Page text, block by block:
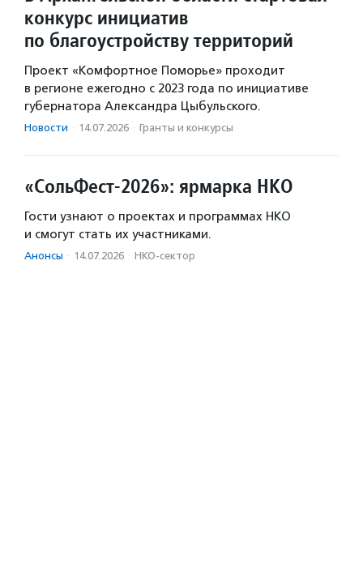
конкурс инициатив
по благоустройству территорий
Проект «Комфортное Поморье» проходит
в регионе ежегодно с 2023 года по инициативе
губернатора Александра Цыбульского.
Новости · 14.07.2026 · Гранты и конкурсы
«СольФест-2026»: ярмарка НКО
Гости узнают о проектах и программах НКО
и смогут стать их участниками.
Анонсы · 14.07.2026 · НКО-сектор